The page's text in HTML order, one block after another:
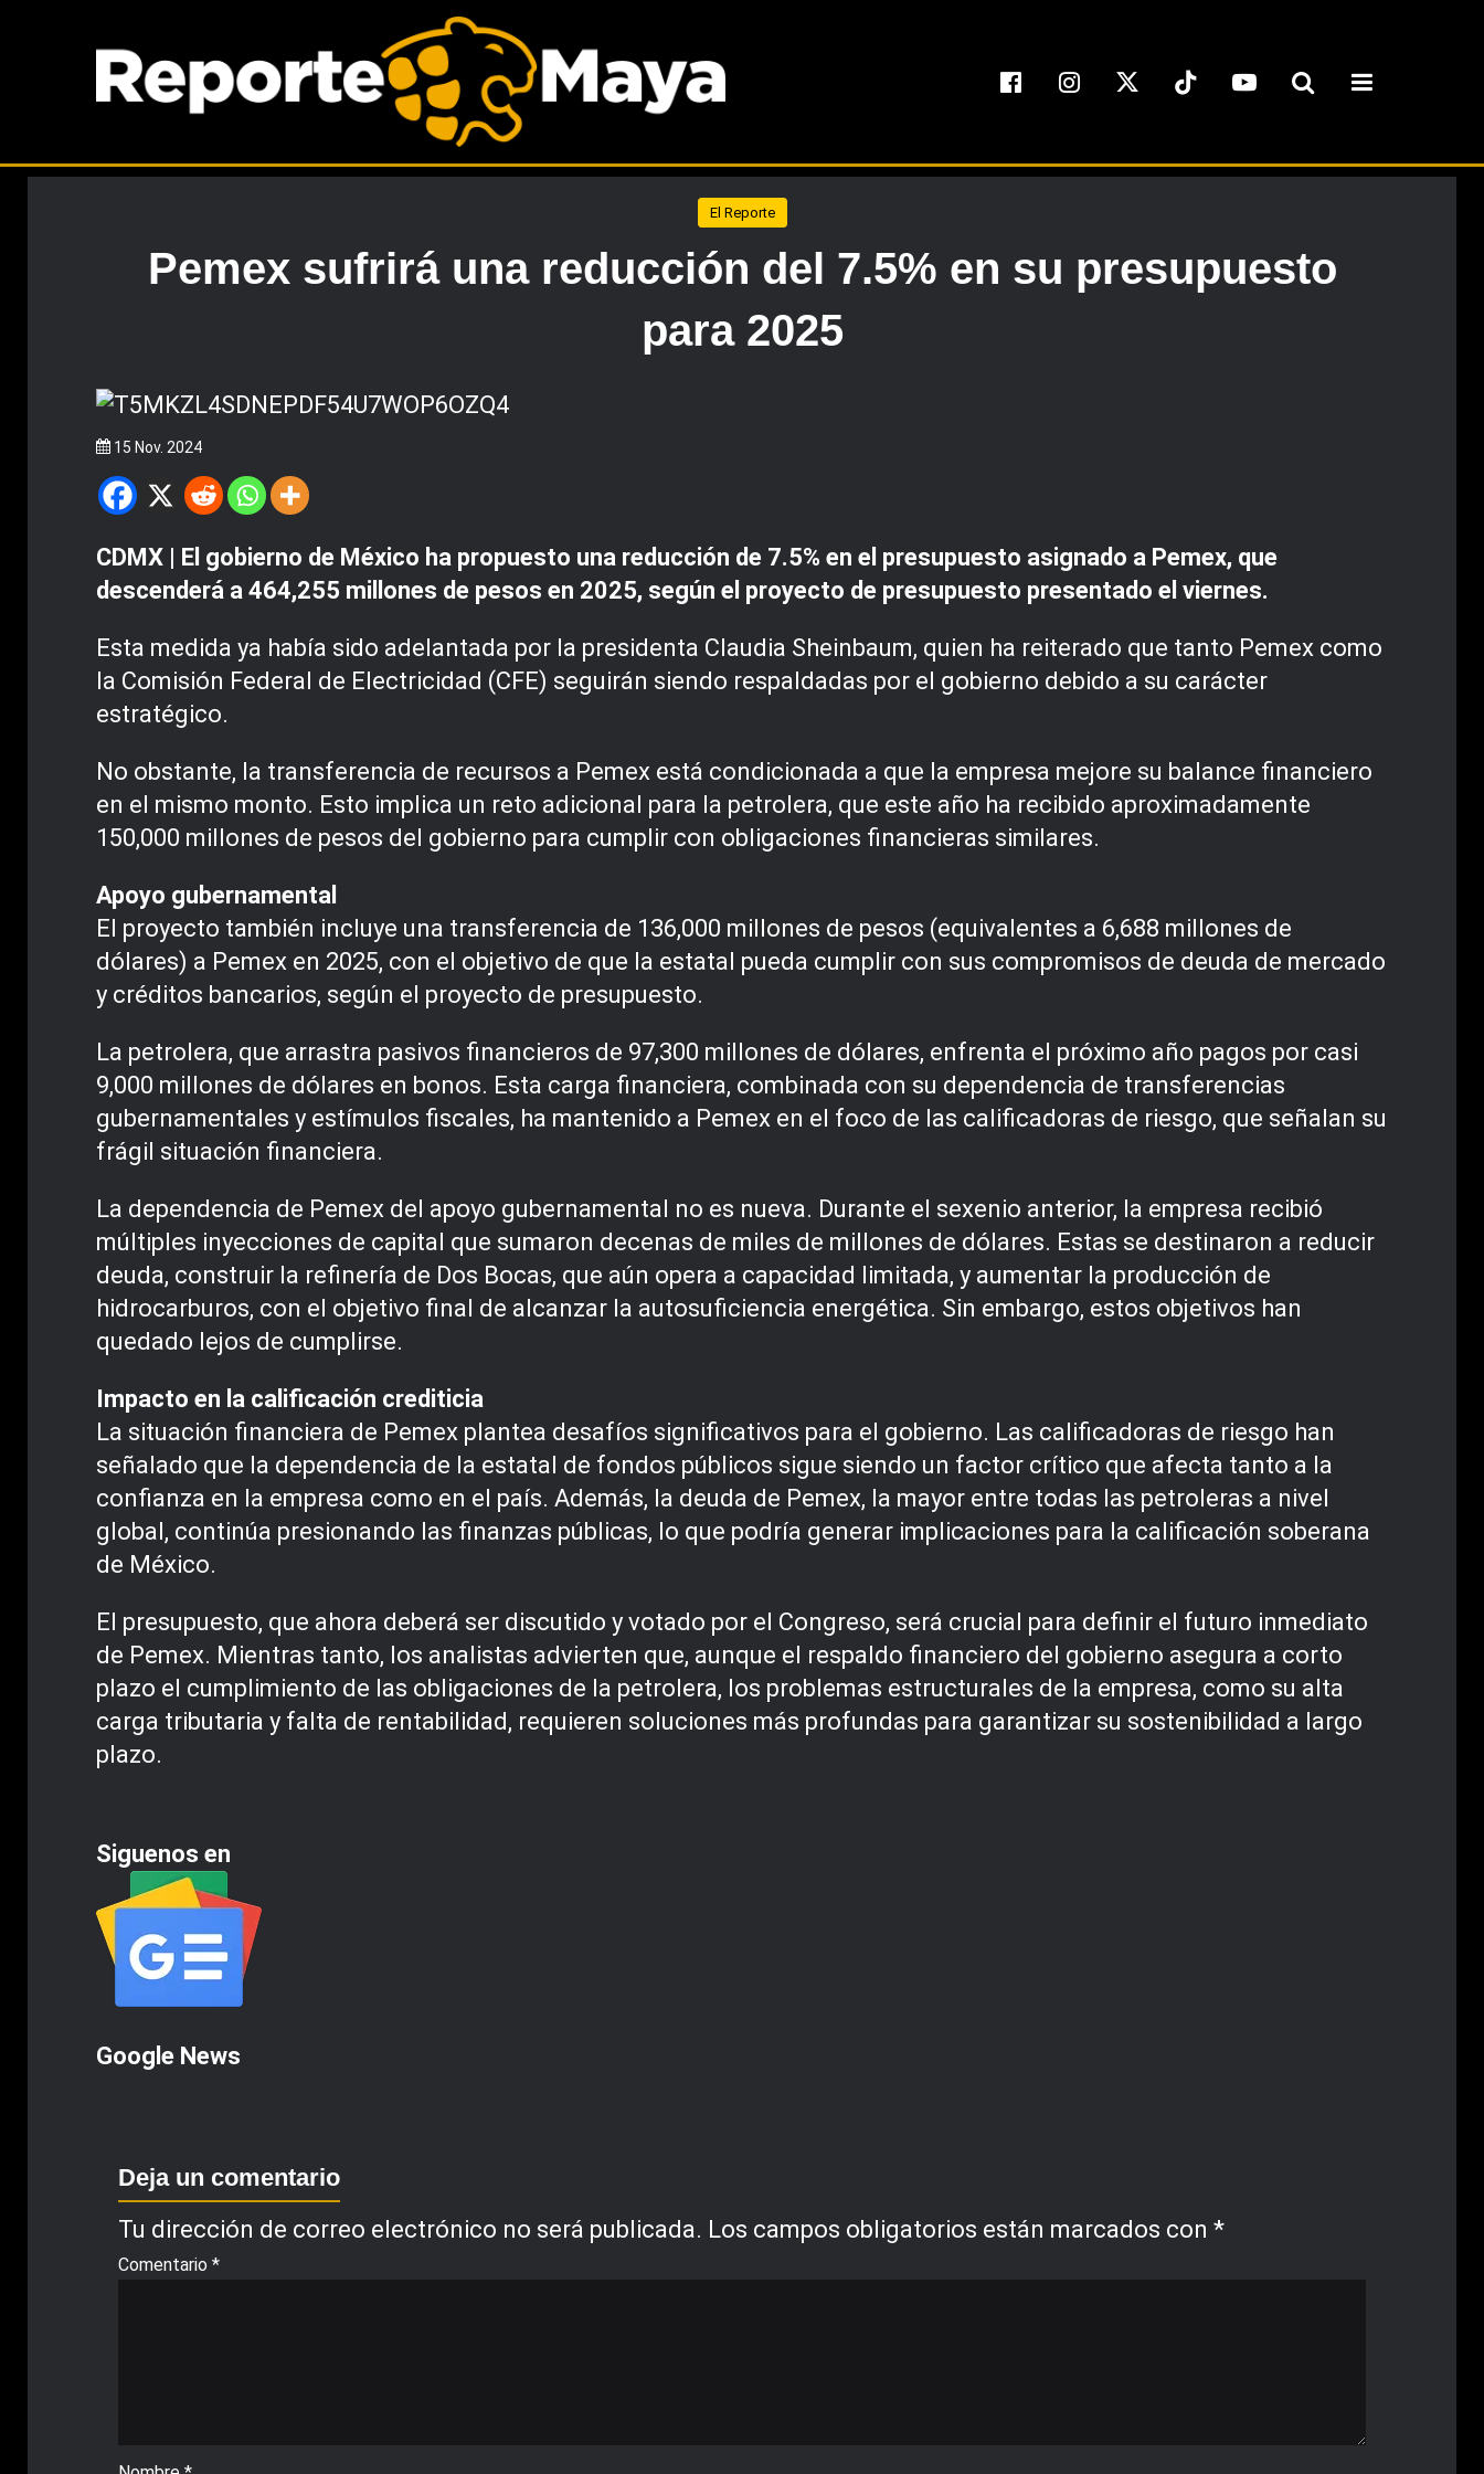
El Reporte
Pemex sufrirá una reducción del 7.5% en su presupuesto
para 2025
15 Nov. 2024
CDMX | El gobierno de México ha propuesto una reducción de 7.5% en el presupuesto asignado a Pemex, que
descenderá a 464,255 millones de pesos en 2025, según el proyecto de presupuesto presentado el viernes.
Esta medida ya había sido adelantada por la presidenta Claudia Sheinbaum, quien ha reiterado que tanto Pemex como
la Comisión Federal de Electricidad (CFE) seguirán siendo respaldadas por el gobierno debido a su carácter
estratégico.
No obstante, la transferencia de recursos a Pemex está condicionada a que la empresa mejore su balance financiero
en el mismo monto. Esto implica un reto adicional para la petrolera, que este año ha recibido aproximadamente
150,000 millones de pesos del gobierno para cumplir con obligaciones financieras similares.
Apoyo gubernamental
El proyecto también incluye una transferencia de 136,000 millones de pesos (equivalentes a 6,688 millones de
dólares) a Pemex en 2025, con el objetivo de que la estatal pueda cumplir con sus compromisos de deuda de mercado
y créditos bancarios, según el proyecto de presupuesto.
La petrolera, que arrastra pasivos financieros de 97,300 millones de dólares, enfrenta el próximo año pagos por casi
9,000 millones de dólares en bonos. Esta carga financiera, combinada con su dependencia de transferencias
gubernamentales y estímulos fiscales, ha mantenido a Pemex en el foco de las calificadoras de riesgo, que señalan su
frágil situación financiera.
La dependencia de Pemex del apoyo gubernamental no es nueva. Durante el sexenio anterior, la empresa recibió
múltiples inyecciones de capital que sumaron decenas de miles de millones de dólares. Estas se destinaron a reducir
deuda, construir la refinería de Dos Bocas, que aún opera a capacidad limitada, y aumentar la producción de
hidrocarburos, con el objetivo final de alcanzar la autosuficiencia energética. Sin embargo, estos objetivos han
quedado lejos de cumplirse.
Impacto en la calificación crediticia
La situación financiera de Pemex plantea desafíos significativos para el gobierno. Las calificadoras de riesgo han
señalado que la dependencia de la estatal de fondos públicos sigue siendo un factor crítico que afecta tanto a la
confianza en la empresa como en el país. Además, la deuda de Pemex, la mayor entre todas las petroleras a nivel
global, continúa presionando las finanzas públicas, lo que podría generar implicaciones para la calificación soberana
de México.
El presupuesto, que ahora deberá ser discutido y votado por el Congreso, será crucial para definir el futuro inmediato
de Pemex. Mientras tanto, los analistas advierten que, aunque el respaldo financiero del gobierno asegura a corto
plazo el cumplimiento de las obligaciones de la petrolera, los problemas estructurales de la empresa, como su alta
carga tributaria y falta de rentabilidad, requieren soluciones más profundas para garantizar su sostenibilidad a largo
plazo.
Siguenos en
Google News
Deja un comentario
Tu dirección de correo electrónico no será publicada. Los campos obligatorios están marcados con *
Comentario *